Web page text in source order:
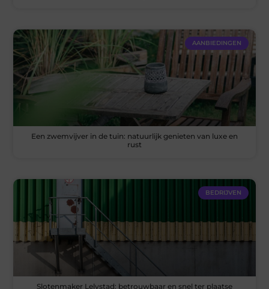
AANBIEDINGEN
Een zwemvijver in de tuin: natuurlijk genieten van luxe en
rust
BEDRIJVEN
Slotenmaker Lelystad: betrouwbaar en snel ter plaatse